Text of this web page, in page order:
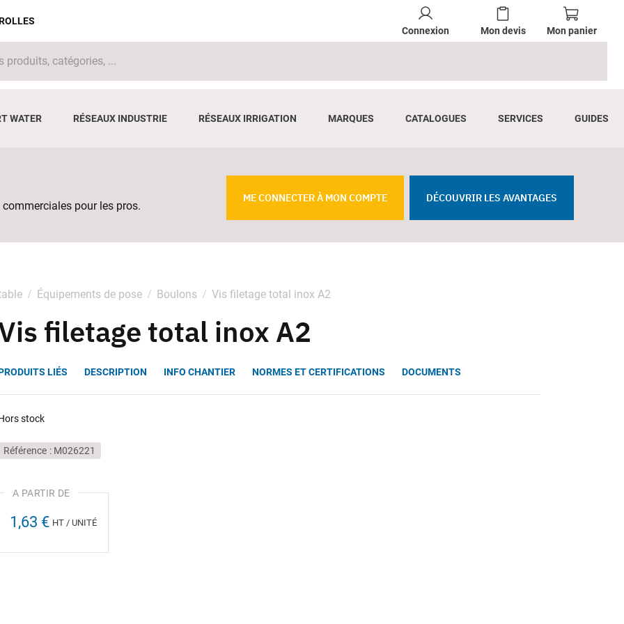
Connexion Mon devis Mon panier
WATER RÉSEAUX INDUSTRIE RÉSEAUX IRRIGATION MARQUES CATALOGUES SERVICES GUIDES
pour les pros.
ME CONNECTER À MON COMPTE DÉCOUVRIR LES AVANTAGES
Équipements de pose Boulons Vis filetage total inox A2
filetage total inox A2
LIÉS DESCRIPTION INFO CHANTIER NORMES ET CERTIFICATIONS DOCUMENTS
stock
Référence M026221
1,63 € HT / UNITÉ